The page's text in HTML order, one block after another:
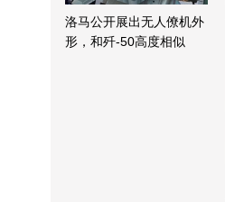
洛马公开展出无人僚机外
形，和歼-50高度相似